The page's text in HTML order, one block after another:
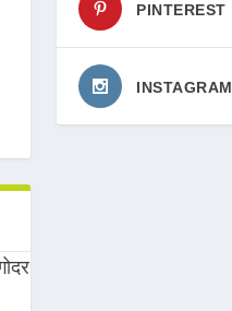
PINTEREST
INSTAGRAM